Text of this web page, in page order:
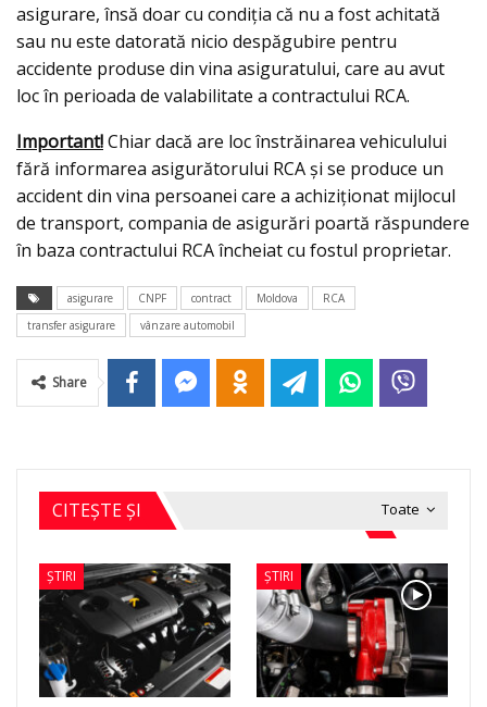
asigurare, însă doar cu condiția că nu a fost achitată
sau nu este datorată nicio despăgubire pentru
accidente produse din vina asiguratului, care au avut
loc în perioada de valabilitate a contractului RCA.
Important!Chiar dacă are loc înstrăinarea vehiculului
fără informarea asigurătorului RCA și se produce un
accident din vina persoanei care a achiziționat mijlocul
de transport, compania de asigurări poartă răspundere
în baza contractului RCA încheiat cu fostul proprietar.
asigurare CNPF contract Moldova
RCA
transfer asigurare
vânzare automobil
Share
Toate
CITEȘTE ȘI
ȘTIRI ȘTIRI